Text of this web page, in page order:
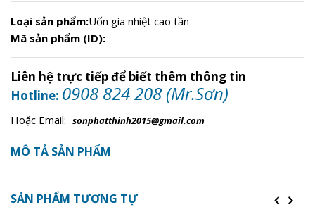
THÉP ỐNG D500
Loại sản phẩm:Uốn gia nhiệt cao tần
Mã sản phẩm (ID):
Liên hệ trực tiếp để biết thêm thông tin
0908 824 208 (Mr.Sơn)
Hoặc Email: sonphatthinh2015@gmail.com
MÔ TẢ SẢN PHẨM